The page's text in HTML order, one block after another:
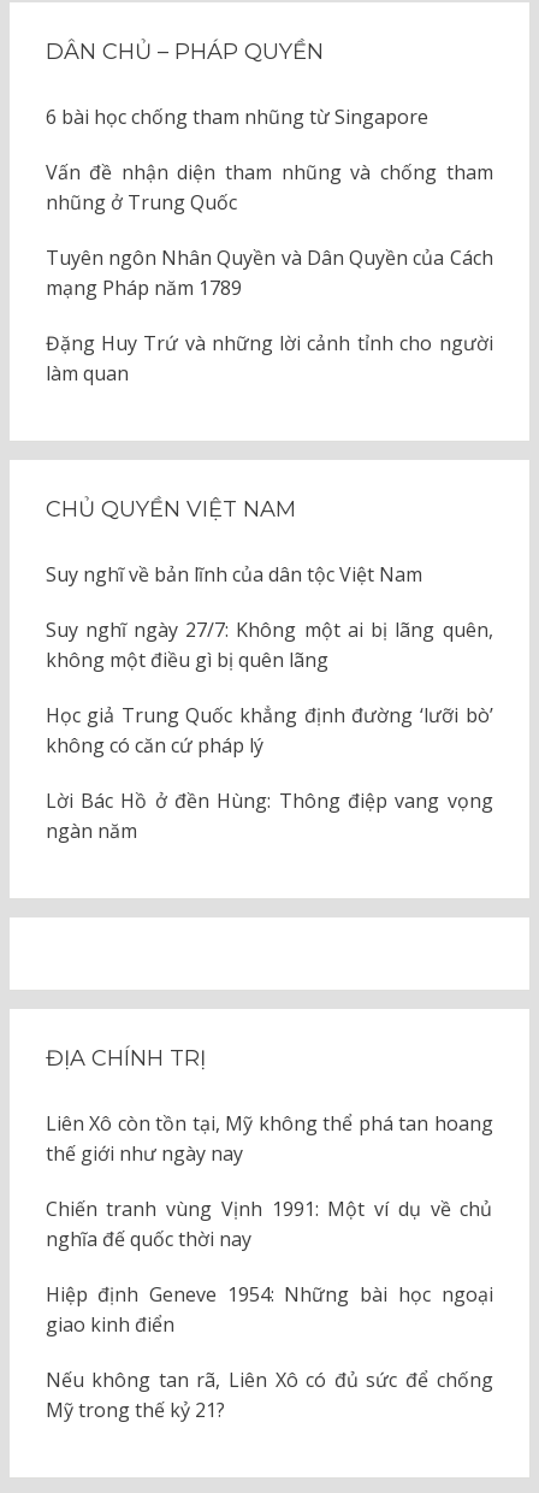
DÂN CHỦ – PHÁP QUYỀN
6 bài học chống tham nhũng từ Singapore
Vấn đề nhận diện tham nhũng và chống tham
nhũng ở Trung Quốc
Tuyên ngôn Nhân Quyền và Dân Quyền của Cách
mạng Pháp năm 1789
Đặng Huy Trứ và những lời cảnh tỉnh cho người
làm quan
CHỦ QUYỀN VIỆT NAM
Suy nghĩ về bản lĩnh của dân tộc Việt Nam
Suy nghĩ ngày 27/7: Không một ai bị lãng quên,
không một điều gì bị quên lãng
Học giả Trung Quốc khẳng định đường ‘lưỡi bò’
không có căn cứ pháp lý
Lời Bác Hồ ở đền Hùng: Thông điệp vang vọng
ngàn năm
ĐỊA CHÍNH TRỊ
Liên Xô còn tồn tại, Mỹ không thể phá tan hoang
thế giới như ngày nay
Chiến tranh vùng Vịnh 1991: Một ví dụ về chủ
nghĩa đế quốc thời nay
Hiệp định Geneve 1954: Những bài học ngoại
giao kinh điển
Nếu không tan rã, Liên Xô có đủ sức để chống
Mỹ trong thế kỷ 21?